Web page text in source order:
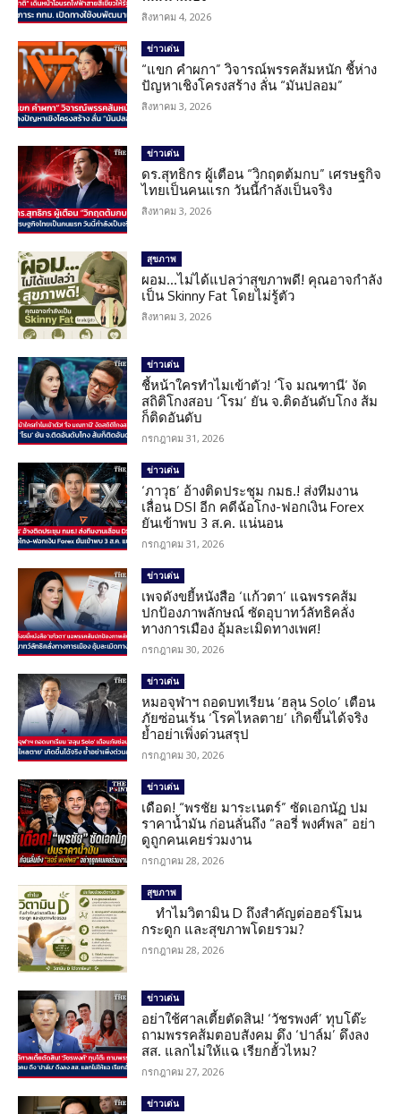
สิงหาคม 4, 2026
ข่าวเด่น
“แขก คำผกา” วิจารณ์พรรคส้มหนัก ชี้ห่าง
ปัญหาเชิงโครงสร้าง ลั่น “มันปลอม”
สิงหาคม 3, 2026
ข่าวเด่น
ดร.สุทธิกร ผู้เตือน “วิกฤตต้มกบ” เศรษฐกิจ
ไทยเป็นคนแรก วันนี้กำลังเป็นจริง
สิงหาคม 3, 2026
สุขภาพ
ผอม…ไม่ได้แปลว่าสุขภาพดี! คุณอาจกำลัง
เป็น Skinny Fat โดยไม่รู้ตัว
สิงหาคม 3, 2026
ข่าวเด่น
ชี้หน้าใครทำไมเข้าตัว! ‘โจ มณฑานี’ งัด
สถิติโกงสอบ ‘โรม’ ยัน จ.ติดอันดับโกง ส้ม
ก็ติดอันดับ
กรกฎาคม 31, 2026
ข่าวเด่น
‘ภาวุธ’ อ้างติดประชุม กมธ.! ส่งทีมงาน
เลื่อน DSI อีก คดีฉ้อโกง-ฟอกเงิน Forex
ยันเข้าพบ 3 ส.ค. แน่นอน
กรกฎาคม 31, 2026
ข่าวเด่น
เพจดังขยี้หนังสือ ‘แก้วตา’ แฉพรรคส้ม
ปกป้องภาพลักษณ์ ซัดอุบาทว์ลัทธิคลั่ง
ทางการเมือง อุ้มละเมิดทางเพศ!
กรกฎาคม 30, 2026
ข่าวเด่น
หมอจุฬาฯ ถอดบทเรียน ‘ฮลุน Solo’ เตือน
ภัยซ่อนเร้น ‘โรคไหลตาย’ เกิดขึ้นได้จริง
ย้ำอย่าเพิ่งด่วนสรุป
กรกฎาคม 30, 2026
ข่าวเด่น
เดือด! “พรชัย มาระเนตร์” ซัดเอกนัฏ ปม
ราคาน้ำมัน ก่อนลั่นถึง “ลอรี่ พงศ์พล” อย่า
ดูถูกคนเคยร่วมงาน
กรกฎาคม 28, 2026
สุขภาพ
ทำไมวิตามิน D ถึงสำคัญต่อฮอร์โมน
กระดูก และสุขภาพโดยรวม?
กรกฎาคม 28, 2026
ข่าวเด่น
อย่าใช้ศาลเตี้ยตัดสิน! ‘วัชรพงศ์’ ทุบโต๊ะ
ถามพรรคส้มตอบสังคม ดึง ‘ปาล์ม’ ดึงลง
สส. แลกไม่ให้แฉ เรียกฮั้วไหม?
กรกฎาคม 27, 2026
ข่าวเด่น